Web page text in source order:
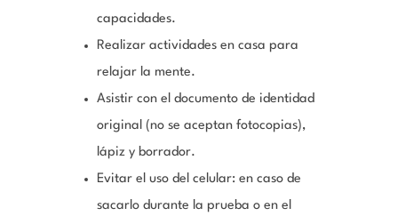
capacidades.
Realizar actividades en casa para
relajar la mente.
Asistir con el documento de identidad
original (no se aceptan fotocopias),
lápiz y borrador.
Evitar el uso del celular: en caso de
sacarlo durante la prueba o en el